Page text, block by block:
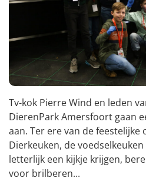
Tv-kok Pierre Wind en leden
DierenPark Amersfoort gaan
aan. Ter ere van de feestelijke
Dierkeuken, de
letterlijk een kijkje krijgen,
voor brilberen...